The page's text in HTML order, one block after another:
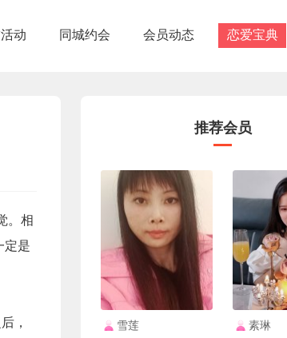
动 同城约会 会员动态 恋爱宝典
。相
定是
，
推荐会员
雪莲 素琳